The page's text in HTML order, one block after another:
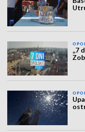
„7